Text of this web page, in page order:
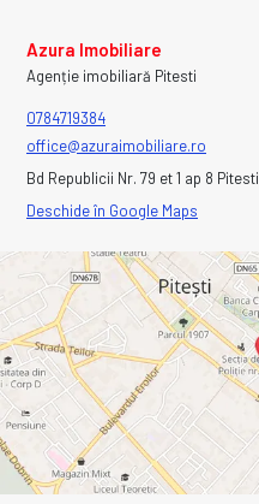
Azura Imobiliare
Agenție imobiliară Pitesti
0784719384
office@azuraimobiliare.ro
Bd Republicii Nr. 79 et 1 ap 8 Pitesti
Deschide în Google Maps